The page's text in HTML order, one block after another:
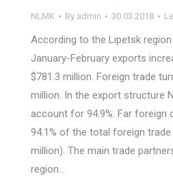
NLMK By admin 30.03.2018
According to the Lipetsk
January-February exports
$781.3 million. Foreign trade
million. In the export structure
account for 94.9%. Far
94.1% of the total foreign
million). The main trade
region…